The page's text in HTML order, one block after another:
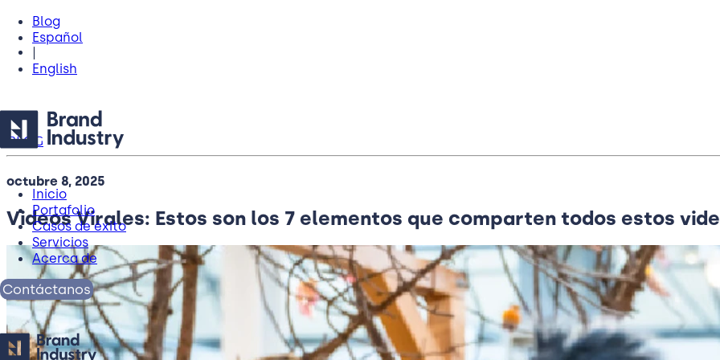
Blog
Español
|
English
Inicio
Portafolio
Casos de éxito
Servicios
Acerca de
Contáctanos
BLOG
octubre 8, 2025
Videos Virales: Estos son los 7 elementos que comparten todos estos